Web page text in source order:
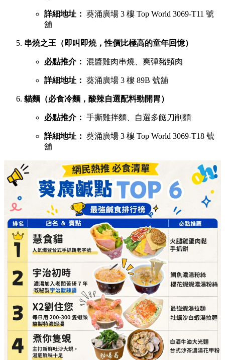
詳細地址： 葵涌廣場 3 樓 Top World 3069-T11 號
舖
串燒之王（即叫即燒，性價比極高的童年回憶）
必點推介： 混醬雞肉串燒、爽彈豬頸肉
詳細地址： 葵涌廣場 3 樓 89B 號舖
貓麵（必食冷麵，酸辣自選配料勁開胃）
必點推介： 手撕雞拌麵、自選多餸刀削麵
詳細地址： 葵涌廣場 3 樓 Top World 3069-T18 號
舖